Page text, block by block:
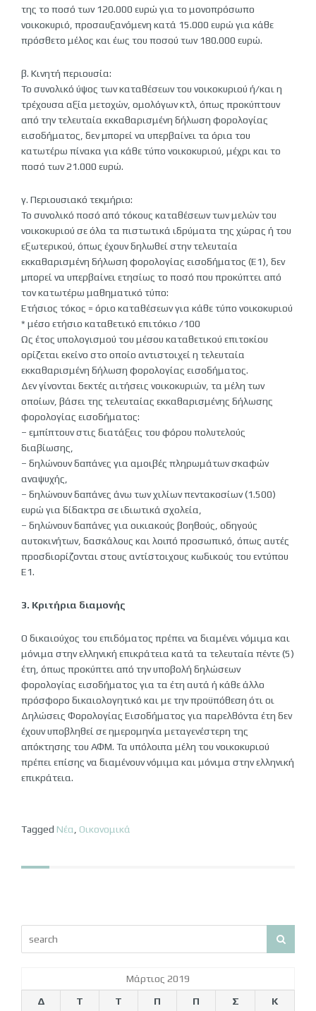
της το ποσό των 120.000 ευρώ για το μονοπρόσωπο
νοικοκυριό, προσαυξανόμενη κατά 15.000 ευρώ για κάθε
πρόσθετο μέλος και έως του ποσού των 180.000 ευρώ.
β. Κινητή περιουσία:
Το συνολικό ύψος των καταθέσεων του νοικοκυριού ή/και η
τρέχουσα αξία μετοχών, ομολόγων κτλ, όπως προκύπτουν
από την τελευταία εκκαθαρισμένη δήλωση φορολογίας
εισοδήματος, δεν μπορεί να υπερβαίνει τα όρια του
κατωτέρω πίνακα για κάθε τύπο νοικοκυριού, μέχρι και το
ποσό των 21.000 ευρώ.
γ. Περιουσιακό τεκμήριο:
Το συνολικό ποσό από τόκους καταθέσεων των μελών του
νοικοκυριού σε όλα τα πιστωτικά ιδρύματα της χώρας ή του
εξωτερικού, όπως έχουν δηλωθεί στην τελευταία
εκκαθαρισμένη δήλωση φορολογίας εισοδήματος (Ε1), δεν
μπορεί να υπερβαίνει ετησίως το ποσό που προκύπτει από
τον κατωτέρω μαθηματικό τύπο:
Ετήσιος τόκος = όριο καταθέσεων για κάθε τύπο νοικοκυριού
* μέσο ετήσιο καταθετικό επιτόκιο /100
Ως έτος υπολογισμού του μέσου καταθετικού επιτοκίου
ορίζεται εκείνο στο οποίο αντιστοιχεί η τελευταία
εκκαθαρισμένη δήλωση φορολογίας εισοδήματος.
Δεν γίνονται δεκτές αιτήσεις νοικοκυριών, τα μέλη των
οποίων, βάσει της τελευταίας εκκαθαρισμένης δήλωσης
φορολογίας εισοδήματος:
– εμπίπτουν στις διατάξεις του φόρου πολυτελούς
διαβίωσης,
– δηλώνουν δαπάνες για αμοιβές πληρωμάτων σκαφών
αναψυχής,
– δηλώνουν δαπάνες άνω των χιλίων πεντακοσίων (1.500)
ευρώ για δίδακτρα σε ιδιωτικά σχολεία,
– δηλώνουν δαπάνες για οικιακούς βοηθούς, οδηγούς
αυτοκινήτων, δασκάλους και λοιπό προσωπικό, όπως αυτές
προσδιορίζονται στους αντίστοιχους κωδικούς του εντύπου
Ε1.
3. Κριτήρια διαμονής
Ο δικαιούχος του επιδόματος πρέπει να διαμένει νόμιμα και
μόνιμα στην ελληνική επικράτεια κατά τα τελευταία πέντε (5)
έτη, όπως προκύπτει από την υποβολή δηλώσεων
φορολογίας εισοδήματος για τα έτη αυτά ή κάθε άλλο
πρόσφορο δικαιολογητικό και με την προϋπόθεση ότι οι
Δηλώσεις Φορολογίας Εισοδήματος για παρελθόντα έτη δεν
έχουν υποβληθεί σε ημερομηνία μεταγενέστερη της
απόκτησης του ΑΦΜ. Τα υπόλοιπα μέλη του νοικοκυριού
πρέπει επίσης να διαμένουν νόμιμα και μόνιμα στην ελληνική
επικράτεια.
Tagged Νέα Οικονομικά
Μάρτιος 2019
Δ
Τ Τ Π Π Σ Κ